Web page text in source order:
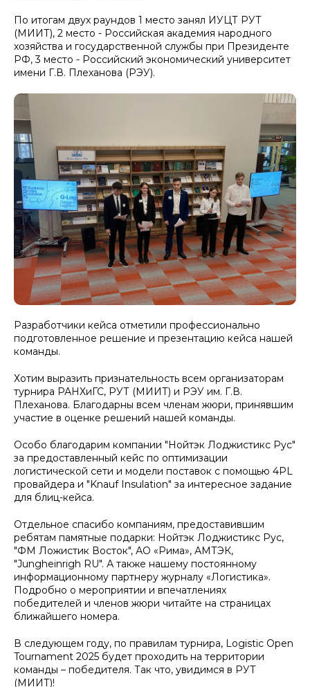
По итогам двух раундов 1 место занял ИУЦТ РУТ
(МИИТ), 2 место - Российская академия народного
хозяйства и государственной службы при Президенте
РФ, 3 место - Российский экономический университет
имени Г.В. Плеханова (РЭУ).
Разработчики кейса отметили профессионально
подготовленное решение и презентацию кейса нашей
команды.
Хотим выразить признательность всем организаторам
турнира РАНХиГС, РУТ (МИИТ) и РЭУ им. Г.В.
Плеханова. Благодарны всем членам жюри, принявшим
участие в оценке решений нашей команды.
Особо благодарим компании "Нойтэк Лоджистикс Рус"
за предоставленный кейс по оптимизации
логистической сети и модели поставок с помощью 4PL
провайдера и "Knauf Insulation" за интересное задание
для блиц-кейса.
Отдельное спасибо компаниям, предоставившим
ребятам памятные подарки: Нойтэк Лоджистикс Рус,
"ФМ Ложистик Восток", АО «Рима», АМТЭК,
"Jungheinrigh RU". А также нашему постоянному
информационному партнеру журналу «Логистика».
Подробно о мероприятии и впечатлениях
победителей и членов жюри читайте на страницах
ближайшего номера.
В следующем году, по правилам турнира, Logistic Open
Tournament 2025 будет проходить на территории
команды – победителя. Так что, увидимся в РУТ
(МИИТ)!